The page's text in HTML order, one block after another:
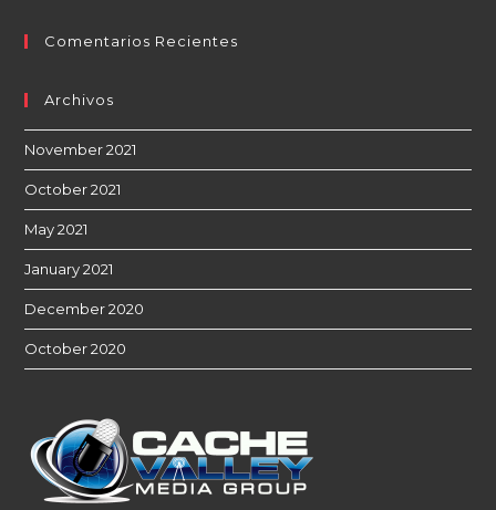
Comentarios Recientes
Archivos
November 2021
October 2021
May 2021
January 2021
December 2020
October 2020